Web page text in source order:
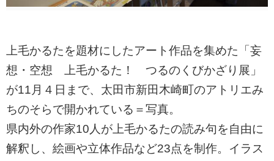
上毛かるたを題材にしたアート作品を集めた「妄
想・空想 上毛かるた！ つるのくびかざり展」
が11月４日まで、太田市新田木崎町のアトリエみ
ちのそらで開かれている＝写真。
県内外の作家10人が上毛かるたの読み句を自由に
解釈し、絵画や立体作品など23点を制作。イラス